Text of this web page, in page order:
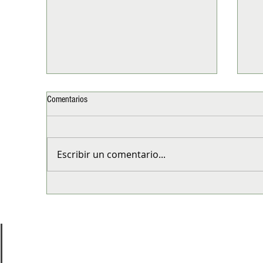
Comentarios
Escribir un comentario...